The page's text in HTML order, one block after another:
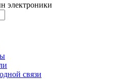
электроники
связи